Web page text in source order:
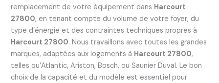
remplacement de votre équipement dans Harcourt
27800, en tenant compte du volume de votre foyer, du
type d’énergie et des contraintes techniques propres à
Harcourt 27800. Nous travaillons avec toutes les grandes
marques, adaptées aux logements à Harcourt 27800,
telles qu’Atlantic, Ariston, Bosch, ou Saunier Duval. Le bon
choix de la capacité et du modèle est essentiel pour